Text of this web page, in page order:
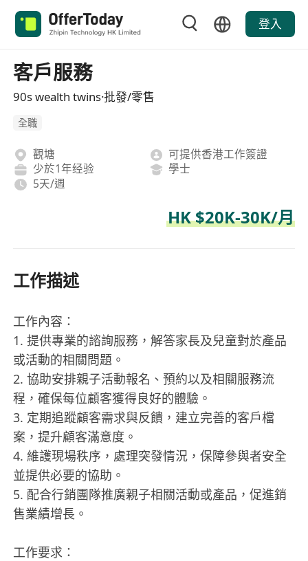
登入
客戶服務
90s wealth twins·批發/零售
全職
觀塘
可提供香港工作簽證
少於1年经验
學士
5天/週
HK $20K-30K/月
工作描述
工作內容：
1. 提供專業的諮詢服務，解答家長及兒童對於產品
或活動的相關問題。
2. 協助安排親子活動報名、預約以及相關服務流
程，確保每位顧客獲得良好的體驗。
3. 定期追蹤顧客需求與反饋，建立完善的客戶檔
案，提升顧客滿意度。
4. 維護現場秩序，處理突發情況，保障參與者安全
並提供必要的協助。
5. 配合行銷團隊推廣親子相關活動或產品，促進銷
售業績增長。
工作要求：